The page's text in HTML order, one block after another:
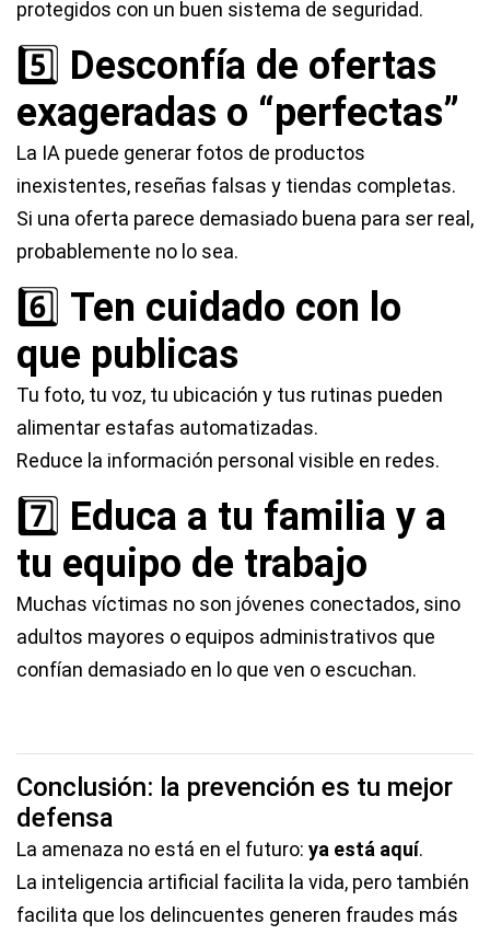
protegidos con un buen sistema de seguridad.
5️⃣ Desconfía de ofertas
exageradas o “perfectas”
La IA puede generar fotos de productos
inexistentes, reseñas falsas y tiendas completas.
Si una oferta parece demasiado buena para ser real,
probablemente no lo sea.
6️⃣ Ten cuidado con lo
que publicas
Tu foto, tu voz, tu ubicación y tus rutinas pueden
alimentar estafas automatizadas.
Reduce la información personal visible en redes.
7️⃣ Educa a tu familia y a
tu equipo de trabajo
Muchas víctimas no son jóvenes conectados, sino
adultos mayores o equipos administrativos que
confían demasiado en lo que ven o escuchan.
Conclusión: la prevención es tu mejor
defensa
La amenaza no está en el futuro: ya está aquí.
La inteligencia artificial facilita la vida, pero también
facilita que los delincuentes generen fraudes más